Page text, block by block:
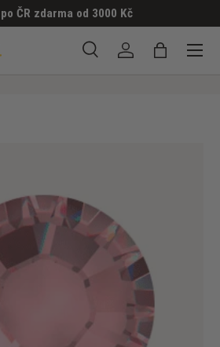
ČR zdarma od 3000 Kč
HledatPřihlásit se
Taška
Menu